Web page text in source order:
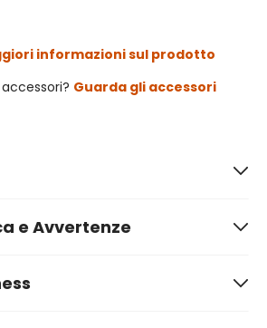
informazioni sul prodotto
Guarda gli accessori
e Avvertenze